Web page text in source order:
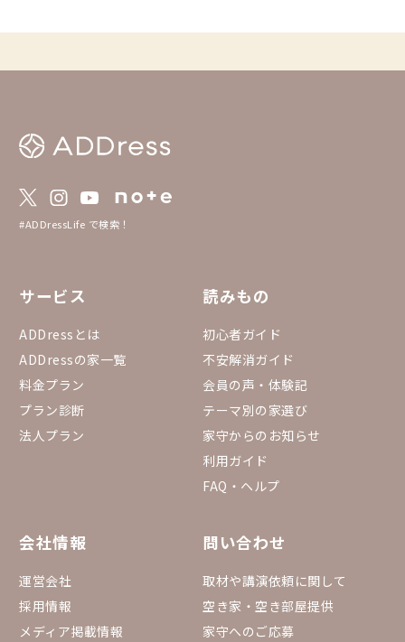
#ADDressLife で検索！
サービス
ADDressとは
ADDressの家一覧
料金プラン
プラン診断
法人プラン
読みもの
初心者ガイド
不安解消ガイド
会員の声・体験記
テーマ別の家選び
家守からのお知らせ
利用ガイド
FAQ・ヘルプ
会社情報
運営会社
採用情報
メディア掲載情報
問い合わせ
取材や講演依頼に関して
空き家・空き部屋提供
家守へのご応募